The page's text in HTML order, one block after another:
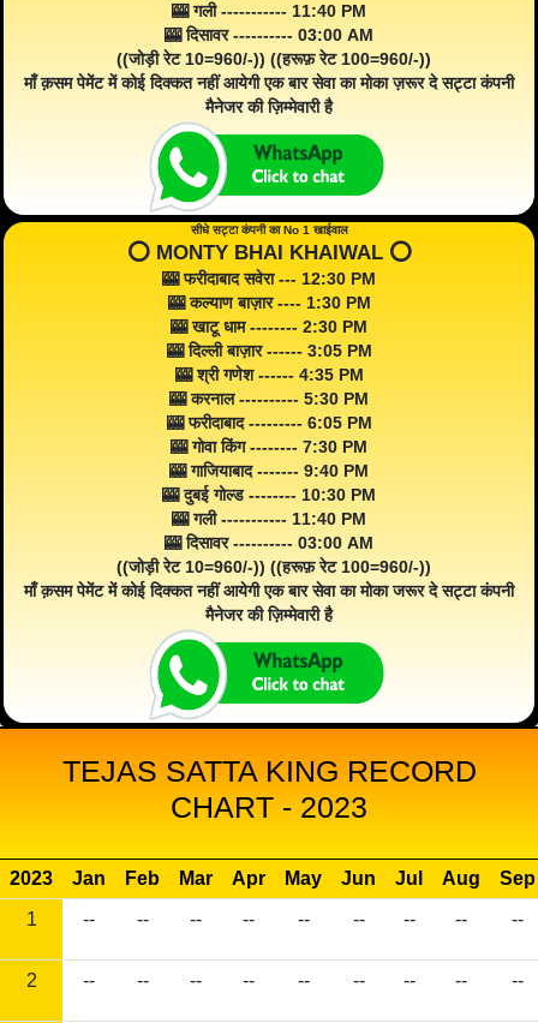
🎰 गली ----------- 11:40 PM
🎰 दिसावर ---------- 03:00 AM
((जोड़ी रेट 10=960/-)) ((हरूफ़ रेट 100=960/-))
माँ क़सम पेमेंट में कोई दिक्कत नहीं आयेगी एक बार सेवा का मोका ज़रूर दे सट्टा कंपनी
मैनेजर की ज़िम्मेवारी है
सीधे सट्टा कंपनी का No 1 खाईवाल
⭕️ MONTY BHAI KHAIWAL ⭕️
🎰 फरीदाबाद सवेरा --- 12:30 PM
🎰 कल्याण बाज़ार ---- 1:30 PM
🎰 खाटू धाम -------- 2:30 PM
🎰 दिल्ली बाज़ार ------ 3:05 PM
🎰 श्री गणेश ------ 4:35 PM
🎰 करनाल ---------- 5:30 PM
🎰 फरीदाबाद --------- 6:05 PM
🎰 गोवा किंग -------- 7:30 PM
🎰 गाजियाबाद ------- 9:40 PM
🎰 दुबई गोल्ड -------- 10:30 PM
🎰 गली ----------- 11:40 PM
🎰 दिसावर ---------- 03:00 AM
((जोड़ी रेट 10=960/-)) ((हरूफ़ रेट 100=960/-))
माँ क़सम पेमेंट में कोई दिक्कत नहीं आयेगी एक बार सेवा का मोका जरूर दे सट्टा कंपनी
मैनेजर की ज़िम्मेवारी है
TEJAS SATTA KING RECORD
CHART - 2023
2023 Jan Feb Mar Apr May Jun Jul Aug
Sep
1
-- -- -- -- -- -- -- -- --
2 -- -- -- -- -- -- -- -- --